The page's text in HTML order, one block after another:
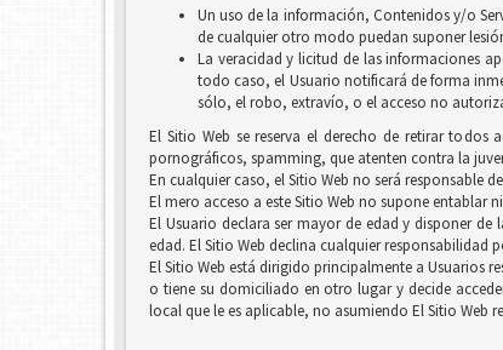
Un uso de la información, Contenidos y/o
de cualquier otro modo puedan suponer
La veracidad y licitud de las informaciones
todo caso, el Usuario notificará de forma
sólo, el robo, extravío, o el acceso no
El Sitio Web se reserva el derecho de retirar
pornográficos, spamming, que atenten contra la
En cualquier caso, el Sitio Web no será responsable
El mero acceso a este Sitio Web no supone entablar
El Usuario declara ser mayor de edad y disponer
edad. El Sitio Web declina cualquier responsabilidad
El Sitio Web está dirigido principalmente a Usuarios
o tiene su domiciliado en otro lugar y decide
local que le es aplicable, no asumiendo El Sitio Web